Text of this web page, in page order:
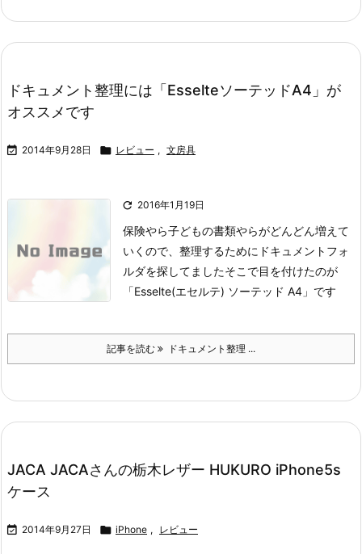
ドキュメント整理には「EsselteソーテッドA4」が
オススメです
 2014年9月28日  レビュー , 文房具
 2016年1月19日
保険やら子どもの書類やらがどんどん増えて
いくので、整理するためにドキュメントフォ
ルダを探してましたそこで目を付けたのが
「Esselte(エセルテ) ソーテッド A4」です
記事を読む ドキュメント整理 ...
JACA JACAさんの栃木レザー HUKURO iPhone5s
ケース
 2014年9月27日  iPhone , レビュー